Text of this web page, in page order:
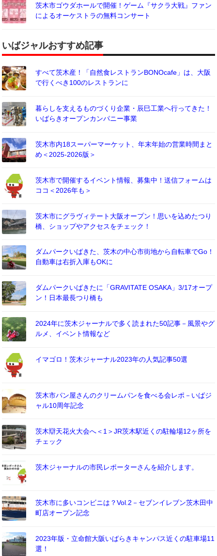
茨木市ゴウダホールで開催！ゲーム『サクラ大戦』ファン
によるオーケストラの無料コンサート
いばジャルおすすめ記事
すべて茨木産！「自然食レストランBONOcafe」は、大阪
で行くべき100のレストランに
暮らしを支えるものづくり企業・辰巳工業へ行ってきた！
いばらきオープンカンパニー事業
茨木市内18スーパーマーケット、年末年始の営業時間まと
め＜2025-2026版＞
茨木市で開催するイベント情報、募集中！送信フォームは
ココ＜2026年も＞
茨木市にグラヴィテート大阪オープン！思いを込めたつり
橋、ショップやアクセスをチェック！
ダムパークいばきた、茨木の中心市街地から自転車でGo！
自動車は右折入庫もOKに
ダムパークいばきたに「GRAVITATE OSAKA」3/17オープ
ン！日本最長つり橋も
2024年に茨木ジャーナルで多く読まれた50記事－風景やグ
ルメ、イベント情報など
イマゴロ！茨木ジャーナル2023年の人気記事50選
茨木市パン屋さんのクリームパンを食べる会レポ－いばジ
ャル10周年記念
茨木辯天花火大会へ＜1＞JR茨木駅近くの駐輪場12ヶ所を
チェック
茨木ジャーナルの市民レポーターさんを紹介します。
茨木市に多いコンビニは？Vol.2－セブンイレブン茨木田中
町店オープン記念
2023年版・立命館大阪いばらきキャンパス近くの駐車場11
選！